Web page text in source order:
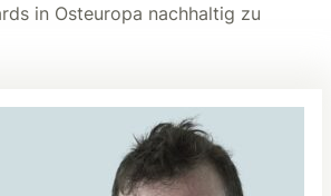
in Osteuropa nachhaltig zu